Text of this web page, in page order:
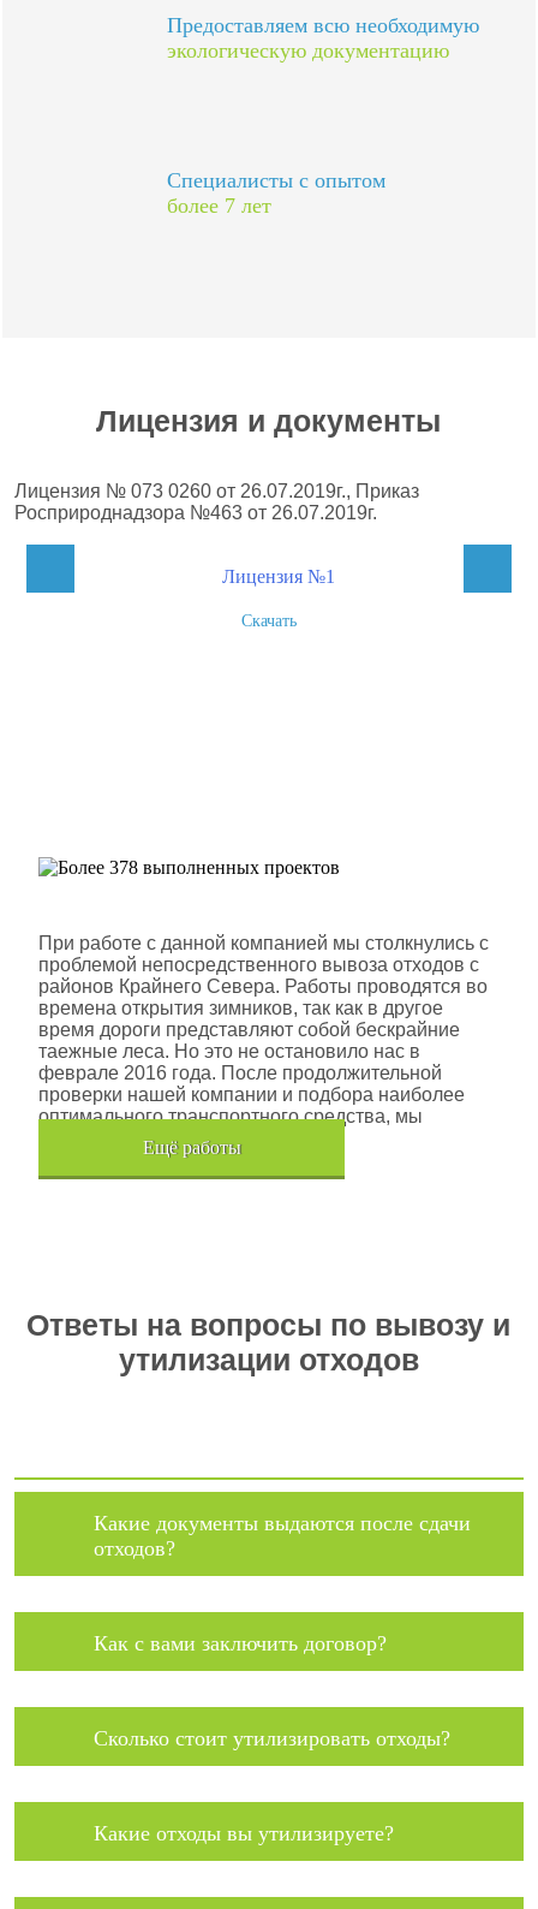
Предоставляем всю необходимую
экологическую документацию
Специалисты с опытом
более 7 лет
Лицензия и документы
Лицензия № 073 0260 от 26.07.2019г., Приказ
Росприроднадзора №463 от 26.07.2019г.
Скачать
При работе с данной компанией мы столкнулись с
проблемой непосредственного вывоза отходов с
районов Крайнего Севера. Работы проводятся во
времена открытия зимников, так как в другое
время дороги представляют собой бескрайние
таежные леса. Но это не остановило нас в
феврале 2016 года. После продолжительной
проверки нашей компании и подбора наиболее
оптимального транспортного средства, мы
помогли данной компании.
Eщё работы
Ответы на вопросы по вывозу и
утилизации отходов
Какие документы выдаются после сдачи
отходов?
Как с вами заключить договор?
Сколько стоит утилизировать отходы?
Какие отходы вы утилизируете?